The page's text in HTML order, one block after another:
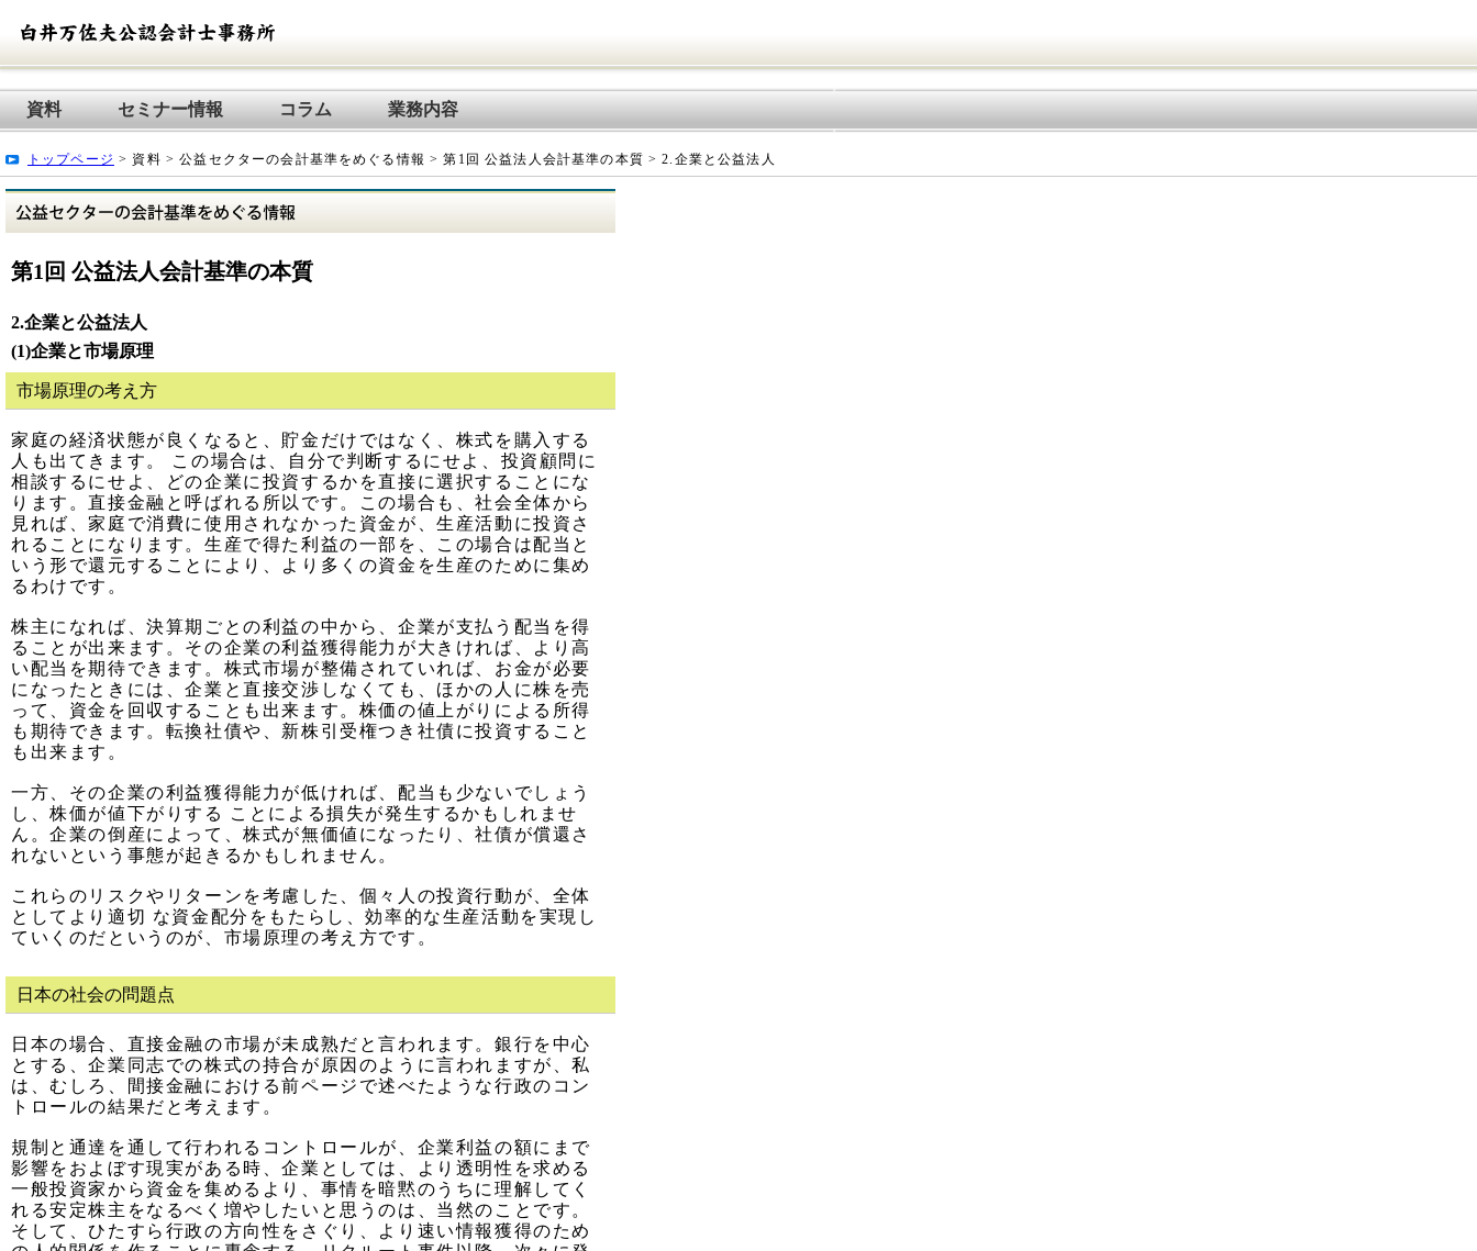
資料 セミナー情報 コラム 業務内容
トップページ > 資料 > 公益セクターの会計基準をめぐる情報 > 第1回 公益法人会計基準の本質 > 2.企業と公益法人
第1回 公益法人会計基準の本質
2.企業と公益法人
(1)企業と市場原理
市場原理の考え方
家庭の経済状態が良くなると、貯金だけではなく、株式を購入する
人も出てきます。 この場合は、自分で判断するにせよ、投資顧問に
相談するにせよ、どの企業に投資するかを直接に選択することにな
ります。直接金融と呼ばれる所以です。この場合も、社会全体から
見れば、家庭で消費に使用されなかった資金が、生産活動に投資さ
れることになります。生産で得た利益の一部を、この場合は配当と
いう形で還元することにより、より多くの資金を生産のために集め
るわけです。
株主になれば、決算期ごとの利益の中から、企業が支払う配当を得
ることが出来ます。その企業の利益獲得能力が大きければ、より高
い配当を期待できます。株式市場が整備されていれば、お金が必要
になったときには、企業と直接交渉しなくても、ほかの人に株を売
って、資金を回収することも出来ます。株価の値上がりによる所得
も期待できます。転換社債や、新株引受権つき社債に投資すること
も出来ます。
一方、その企業の利益獲得能力が低ければ、配当も少ないでしょう
し、株価が値下がりする ことによる損失が発生するかもしれませ
ん。企業の倒産によって、株式が無価値になったり、社債が償還さ
れないという事態が起きるかもしれません。
これらのリスクやリターンを考慮した、個々人の投資行動が、全体
としてより適切 な資金配分をもたらし、効率的な生産活動を実現し
ていくのだというのが、市場原理の考え方です。
日本の社会の問題点
日本の場合、直接金融の市場が未成熟だと言われます。銀行を中心
とする、企業同志での株式の持合が原因のように言われますが、私
は、むしろ、間接金融における前ページで述べたような行政のコン
トロールの結果だと考えます。
規制と通達を通して行われるコントロールが、企業利益の額にまで
影響をおよぼす現実がある時、企業としては、より透明性を求める
一般投資家から資金を集めるより、事情を暗黙のうちに理解してく
れる安定株主をなるべく増やしたいと思うのは、当然のことです。
そして、ひたすら行政の方向性をさぐり、より速い情報獲得のため